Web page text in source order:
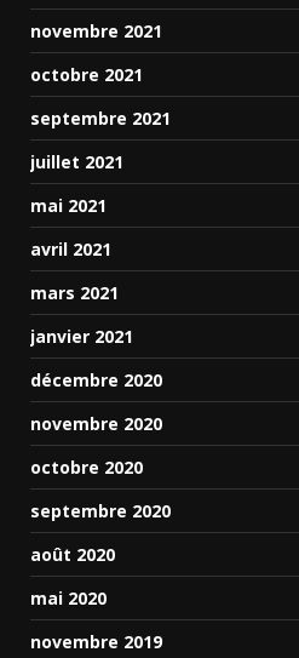
novembre 2021
octobre 2021
septembre 2021
juillet 2021
mai 2021
avril 2021
mars 2021
janvier 2021
décembre 2020
novembre 2020
octobre 2020
septembre 2020
août 2020
mai 2020
novembre 2019